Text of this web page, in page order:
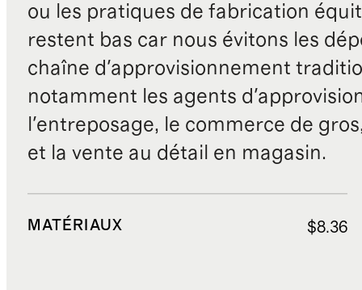
ou les pratiques de fabrication
restent bas car nous évitons les
chaîne d'approvisionnement
notamment les agents
l'entreposage, le commerce de
et la vente au détail en magasin.
MATÉRIAUX $8.36